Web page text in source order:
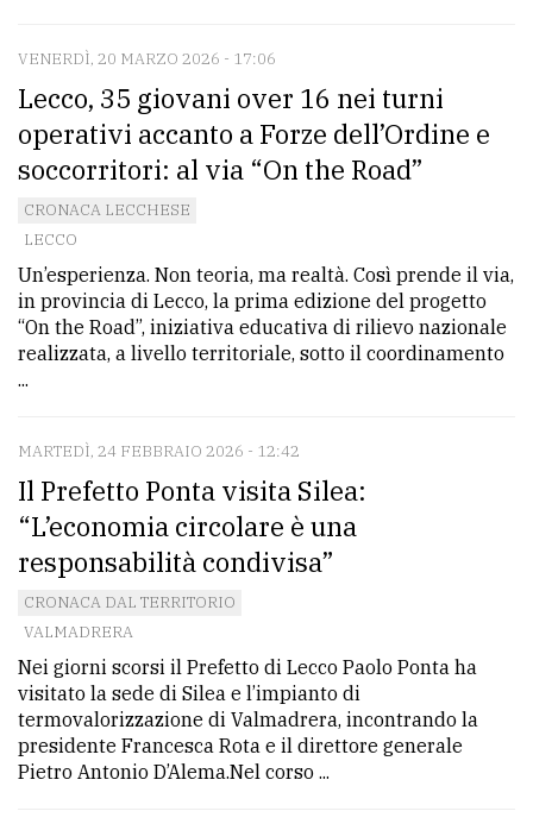
VENERDÌ, 20 MARZO 2026 - 17:06
Lecco, 35 giovani over 16 nei turni
operativi accanto a Forze dell’Ordine e
soccorritori: al via “On the Road”
CRONACA LECCHESE
LECCO
Un’esperienza. Non teoria, ma realtà. Così prende il via,
in provincia di Lecco, la prima edizione del progetto
“On the Road”, iniziativa educativa di rilievo nazionale
realizzata, a livello territoriale, sotto il coordinamento
...
MARTEDÌ, 24 FEBBRAIO 2026 - 12:42
Il Prefetto Ponta visita Silea:
“L’economia circolare è una
responsabilità condivisa”
CRONACA DAL TERRITORIO
VALMADRERA
Nei giorni scorsi il Prefetto di Lecco Paolo Ponta ha
visitato la sede di Silea e l’impianto di
termovalorizzazione di Valmadrera, incontrando la
presidente Francesca Rota e il direttore generale
Pietro Antonio D’Alema.Nel corso ...